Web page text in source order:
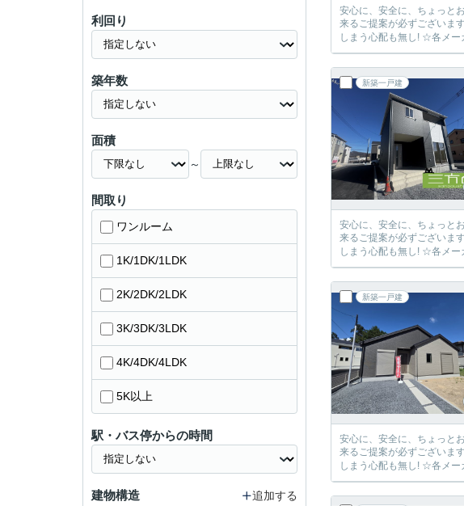
安心に、安全に、ちょっとお得にお家探しをされたい方
来るご提案が必ずございます！ ご案内～ご契約～お引渡し～アフターフォローまでお客様とマンツーマン体制！ 転勤等が無い為に担当が急
新築一戸建
安心に、安全に、ちょっとお得にお家探しをされたい方
来るご提案が必ずございます！ ご案内～ご契約～お引渡し～アフターフォローまでお客様とマンツーマン体制！ 転勤等が無い為に担当が急
新築一戸建
安心に、安全に、ちょっとお得にお家探しをされたい方
来るご提案が必ずございます！ ご案内～ご契約～お引渡し～アフターフォローまでお客様とマンツーマン体制！ 転勤等が無い為に担当が急
利回り
築年数
面積
～
間取り
ワンルーム
1K/1DK/1LDK
2K/2DK/2LDK
3K/3DK/3LDK
4K/4DK/4LDK
5K以上
駅・バス停からの時間
建物構造 追加する